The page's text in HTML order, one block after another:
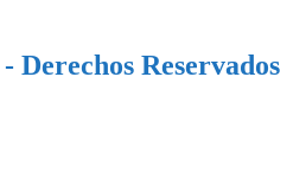
Derechos Reservados